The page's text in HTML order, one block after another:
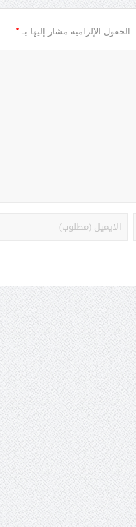
الحقول الإلزامية مشار إليها بـ *